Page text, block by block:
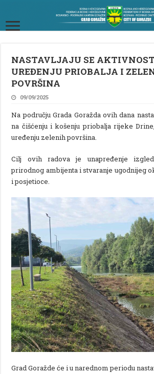
NASTAVLJAJU SE
UREĐENJU PRIOBALJA I
POVRŠINA
09/09/2025
Na području Grada Goražda ovih dana
na čišćenju i košenju priobalja rijeke
uređenju zelenih površina.
Cilj ovih radova je unapređenje
prirodnog ambijenta i stvaranje ugodnijeg
i posjetioce.
Grad Goražde će i u narednom periodu